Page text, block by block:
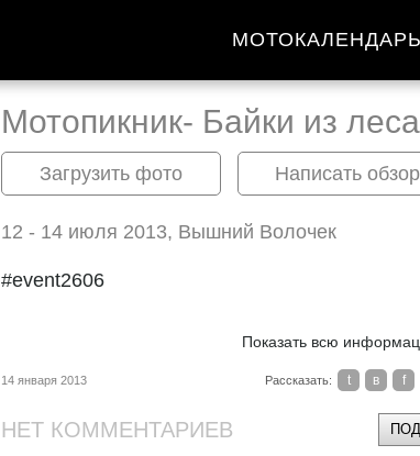
МОТОКАЛЕНДАРЬ
Мотопикник- Байки из леса
Загрузить фото Написать обзор
12 - 14 июля 2013, Вышний Волочек
#event2606
Показать всю
14 января 2013 Рассказать: t в f
НЕТ КОММЕНТАРИЕВ